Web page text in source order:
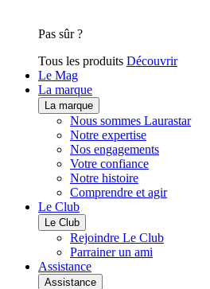
Pas sûr ?
Tous les produits Découvrir
Le Mag
La marque
La marque
Nous sommes Laurastar
Notre expertise
Nos engagements
Votre confiance
Notre histoire
Comprendre et agir
Le Club
Le Club
Rejoindre Le Club
Parrainer un ami
Assistance
Assistance